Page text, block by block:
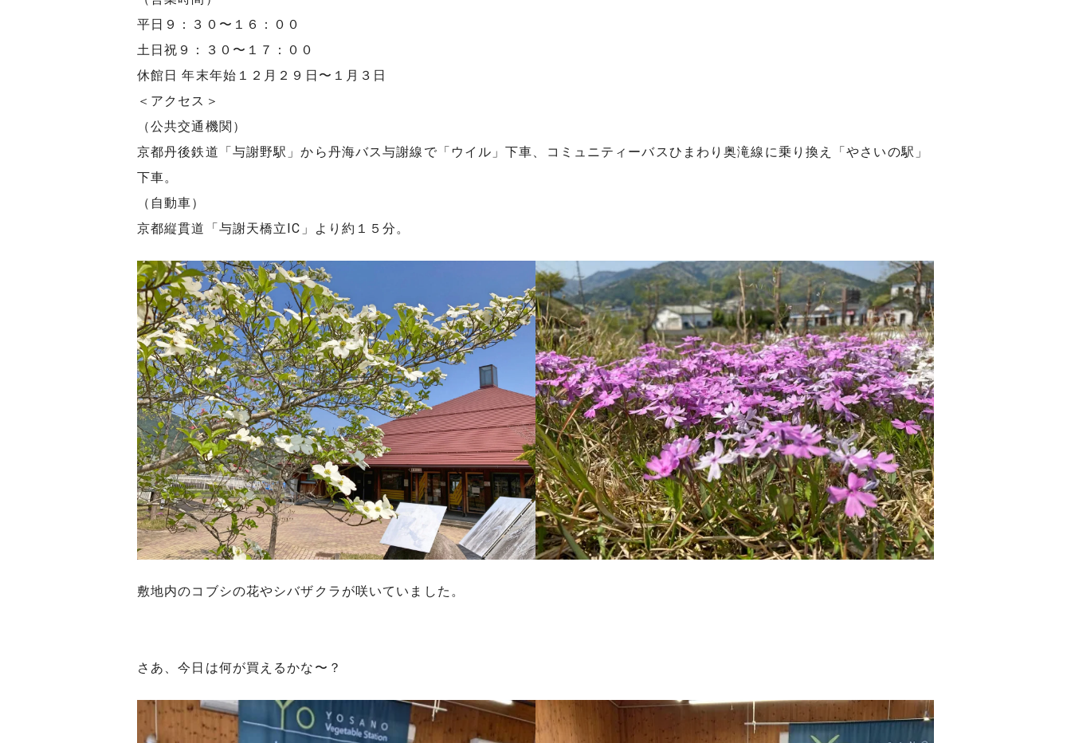
平日９：３０〜１６：００
土日祝９：３０〜１７：００
休館日 年末年始１２月２９日〜１月３日
＜アクセス＞
（公共交通機関）
京都丹後鉄道「与謝野駅」から丹海バス与謝線で「ウイル」下車、コミュニティーバスひまわり奥滝線に乗り換え「やさいの駅」
下車。
（自動車）
京都縦貫道「与謝天橋立IC」より約１５分。
敷地内のコブシの花やシバザクラが咲いていました。
さあ、今日は何が買えるかな〜？